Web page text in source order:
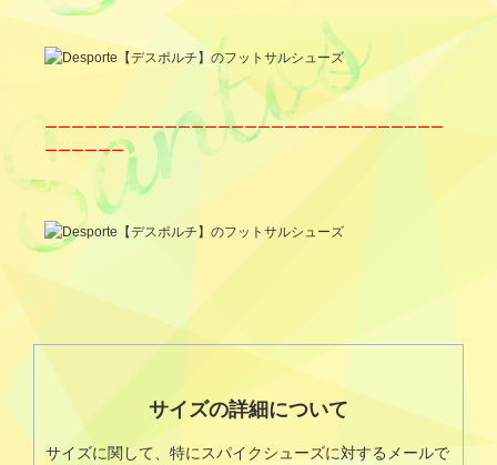
ーーーーーーーーーーーーーーーーーーーーーーーーーーーーーー
ーーーーーー
サイズの詳細について
サイズに関して、特にスパイクシューズに対するメールで